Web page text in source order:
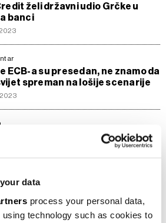
data
process your personal data,
technology such as cookies to
želi državni udio Grčke u
banci
ECB-a su presedan, ne znamo da
spreman na lošije scenarije
analiza: Zarada banaka
visoko, takva će biti i iduće
tvrtka IuteCredit se povlači iz